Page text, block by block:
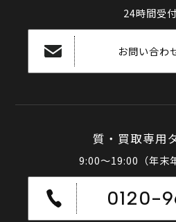
24時間受
お問い合わ
質・買取専用
9:00～19:00（年末
0120-